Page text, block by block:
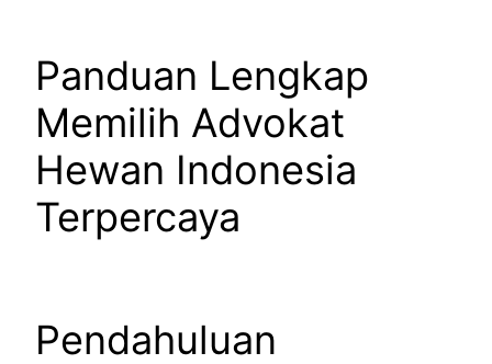
Panduan Lengkap
Memilih Advokat
Hewan Indonesia
Terpercaya
Pendahuluan